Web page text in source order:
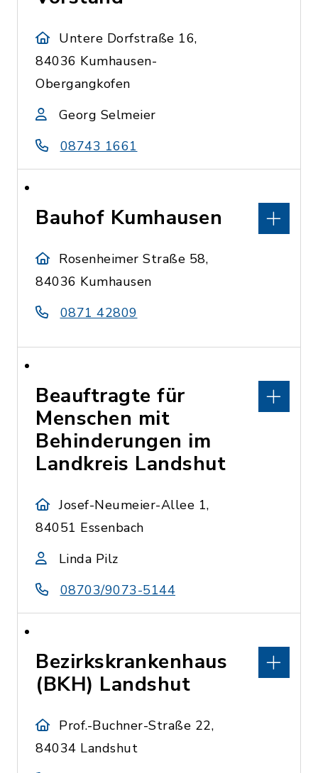
Untere Dorfstraße 16,
84036 Kumhausen-
Obergangkofen
Georg Selmeier
08743 1661
Bauhof Kumhausen
Rosenheimer Straße 58,
84036 Kumhausen
0871 42809
Beauftragte für
Menschen mit
Behinderungen im
Landkreis Landshut
Josef-Neumeier-Allee 1,
84051 Essenbach
Linda Pilz
08703/9073-5144
Bezirkskrankenhaus
(BKH) Landshut
Prof.-Buchner-Straße 22,
84034 Landshut